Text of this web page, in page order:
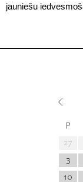
jauniešu
P
27
3
10